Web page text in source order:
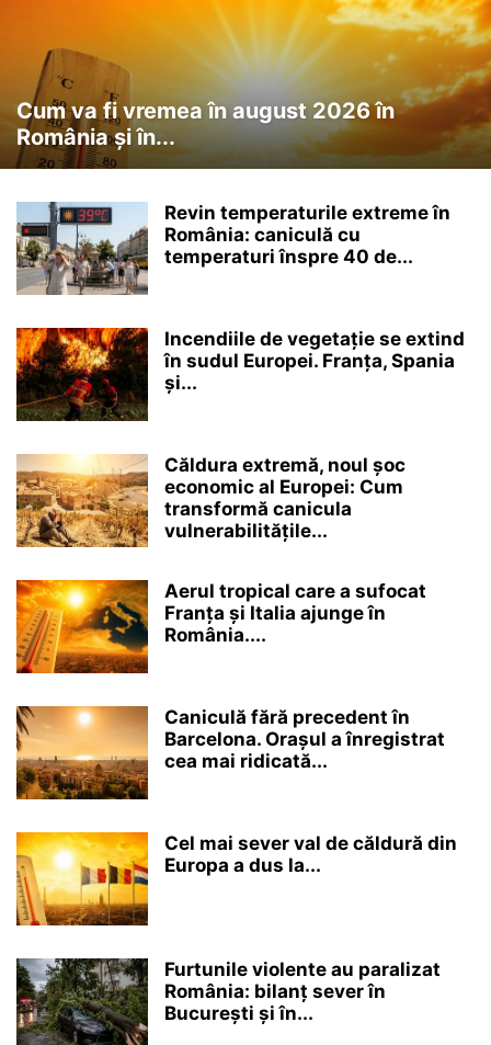
Cum va fi vremea în august 2026 în
România și în...
Revin temperaturile extreme în
România: caniculă cu
temperaturi înspre 40 de...
Incendiile de vegetație se extind
în sudul Europei. Franța, Spania
și...
Căldura extremă, noul șoc
economic al Europei: Cum
transformă canicula
vulnerabilitățile...
Aerul tropical care a sufocat
Franța și Italia ajunge în
România....
Caniculă fără precedent în
Barcelona. Orașul a înregistrat
cea mai ridicată...
Cel mai sever val de căldură din
Europa a dus la...
Furtunile violente au paralizat
România: bilanț sever în
București și în...